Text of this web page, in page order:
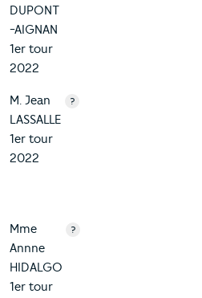
DUPONT
-AIGNAN
1er tour
2022
M. Jean
LASSALLE
1er tour
2022
?
Mme
Annne
HIDALGO
1er tour
?